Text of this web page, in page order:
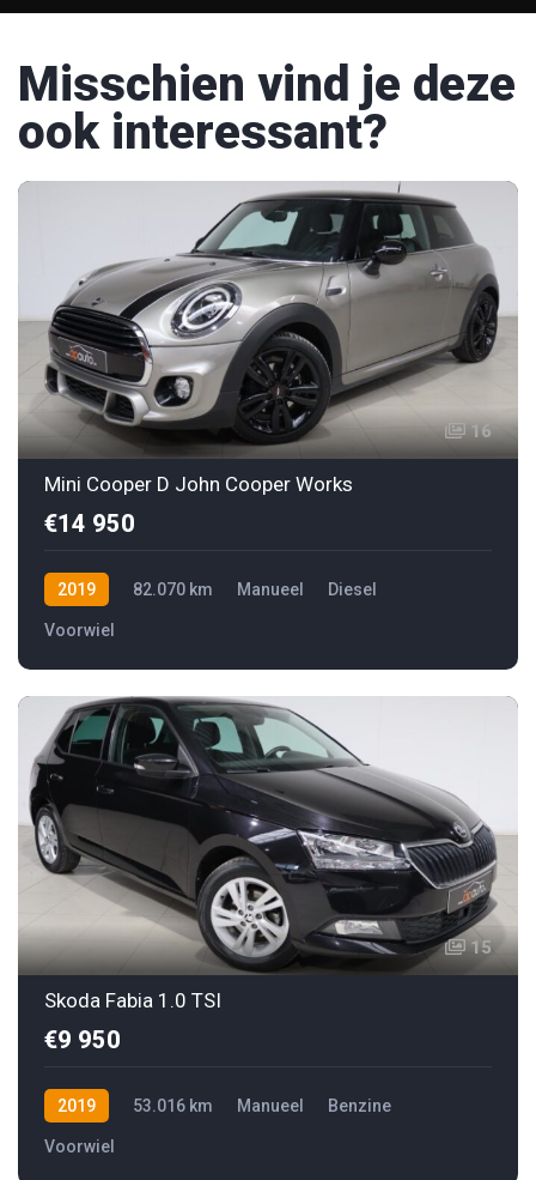
Misschien vind je deze
ook interessant?
16
Mini Cooper D John Cooper Works
€14 950
2019 82.070 km Manueel Diesel
Voorwiel
15
Skoda Fabia 1.0 TSI
€9 950
2019 53.016 km Manueel Benzine
Voorwiel